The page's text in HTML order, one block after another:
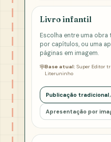
Livro infantil
Escolha entre uma
por capítulos, ou uma
páginas em imagem.
Base atual: Super Editor
Literuninho
Publicação tradicional
Apresentação por